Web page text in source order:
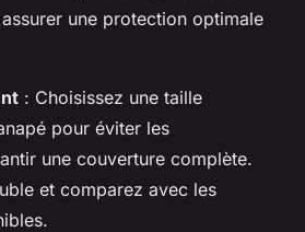
une protection optimale
: Choisissez une taille
pour éviter les
une couverture complète.
et comparez avec les